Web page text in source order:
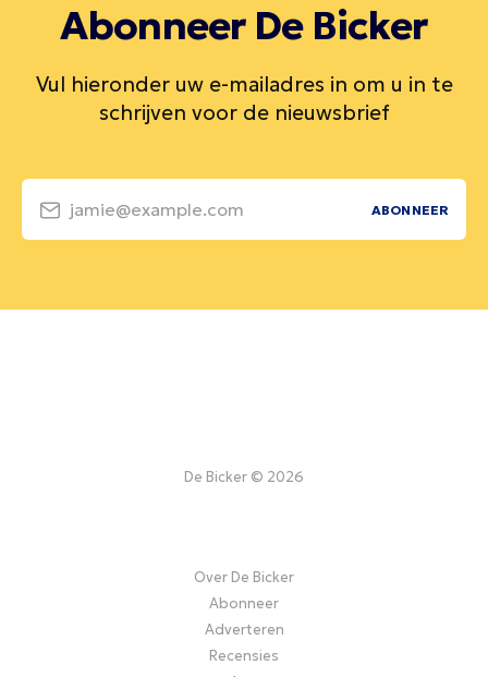
Abonneer De Bicker
Vul hieronder uw e-mailadres in om u in te
schrijven voor de nieuwsbrief
jamie@example.com ABONNEER
De Bicker © 2026
Over De Bicker
Abonneer
Adverteren
Recensies